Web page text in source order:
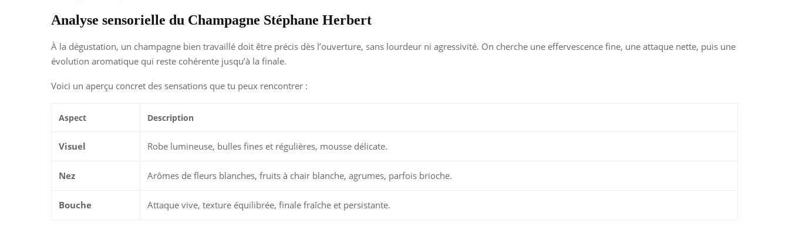
Analyse sensorielle du Champagne Stéphane Herbert
À la dégustation, un champagne bien travaillé doit être précis dès l’ouverture, sans lourdeur ni agressivité. On cherche une effervescence fine, une attaque nette, puis une
évolution aromatique qui reste cohérente jusqu’à la finale.
Voici un aperçu concret des sensations que tu peux rencontrer :
Aspect Description
Visuel Robe lumineuse, bulles fines et régulières, mousse délicate.
Nez Arômes de fleurs blanches, fruits à chair blanche, agrumes, parfois brioche.
Bouche Attaque vive, texture équilibrée, finale fraîche et persistante.